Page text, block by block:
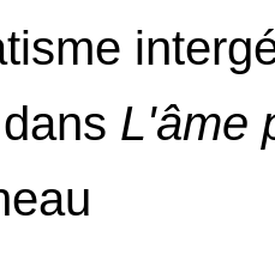
L'âme